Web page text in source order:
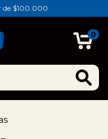
de $100.000
0